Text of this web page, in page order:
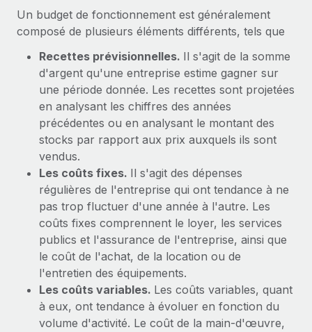
Gestion des appareils
Achetez et suivez vos équipements informatiques
Création d’entité
Établissez des entités rapidement et en toute
conformité
Mobilité et déménagement international
Organisez facilement le déménagement de vos
employés
Avantages sociaux
Gérez facilement les avantages sociaux
Gestion des freelances
Taxes
Explorer le blog
BLOG
Mises à jour des produits de Remote :
Intégrations Gusto et Xero et Gestion des
freelances Plus
Remote a toujours pour mission d'aider les entreprises de
toute taille à embaucher, gérer et payer...
En savoir plus
Comment Phiture gère ses 55 employés
répartis dans 19 pays grâce à Remote
Phiture, un leader notable du conseil en matière de
Un budget de fonctionnement est généralement
composé de plusieurs éléments différents, tels que
Recettes prévisionnelles. Il s'agit de la somme
d'argent qu'une entreprise estime gagner sur
une période donnée. Les recettes sont projetées
en analysant les chiffres des années
précédentes ou en analysant le montant des
stocks par rapport aux prix auxquels ils sont
vendus.
Les coûts fixes. Il s'agit des dépenses
régulières de l'entreprise qui ont tendance à ne
pas trop fluctuer d'une année à l'autre. Les
coûts fixes comprennent le loyer, les services
publics et l'assurance de l'entreprise, ainsi que
le coût de l'achat, de la location ou de
l'entretien des équipements.
Les coûts variables. Les coûts variables, quant
à eux, ont tendance à évoluer en fonction du
volume d'activité. Le coût de la main-d'œuvre,